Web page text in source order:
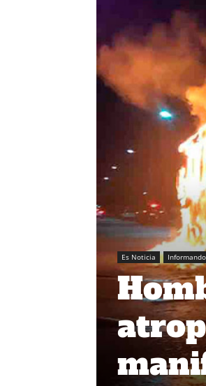
Es Noticia